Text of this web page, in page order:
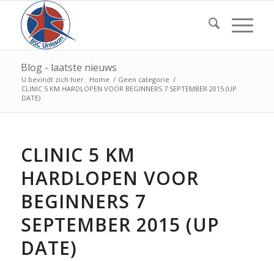
Blog - laatste nieuws
U bevindt zich hier: Home / Geen categorie /
CLINIC 5 KM HARDLOPEN VOOR BEGINNERS 7 SEPTEMBER 2015 (UP
DATE)
CLINIC 5 KM
HARDLOPEN VOOR
BEGINNERS 7
SEPTEMBER 2015 (UP
DATE)